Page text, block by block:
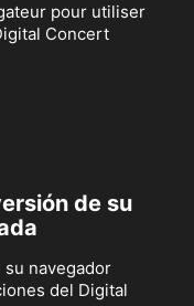
pour utiliser
Concert
de su
su navegador
del Digital